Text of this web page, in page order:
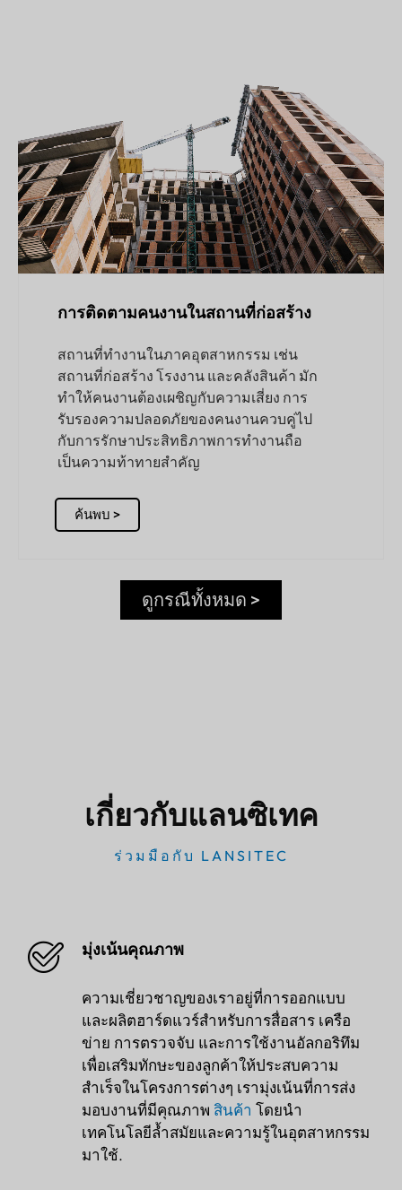
การติดตามคนงานในสถานที่ก่อสร้าง
สถานที่ทำงานในภาคอุตสาหกรรม เช่น
สถานที่ก่อสร้าง โรงงาน และคลังสินค้า มัก
ทำให้คนงานต้องเผชิญกับความเสี่ยง การ
รับรองความปลอดภัยของคนงานควบคู่ไป
กับการรักษาประสิทธิภาพการทำงานถือ
เป็นความท้าทายสำคัญ
ค้นพบ >
ดูกรณีทั้งหมด >
เกี่ยวกับแลนซิเทค
ร่วมมือกับ LANSITEC
มุ่งเน้นคุณภาพ
ความเชี่ยวชาญของเราอยู่ที่การออกแบบ
และผลิตฮาร์ดแวร์สำหรับการสื่อสาร เครือ
ข่าย การตรวจจับ และการใช้งานอัลกอริทึม
เพื่อเสริมทักษะของลูกค้าให้ประสบความ
สำเร็จในโครงการต่างๆ เรามุ่งเน้นที่การส่ง
มอบงานที่มีคุณภาพ สินค้า โดยนำ
เทคโนโลยีล้ำสมัยและความรู้ในอุตสาหกรรม
มาใช้.